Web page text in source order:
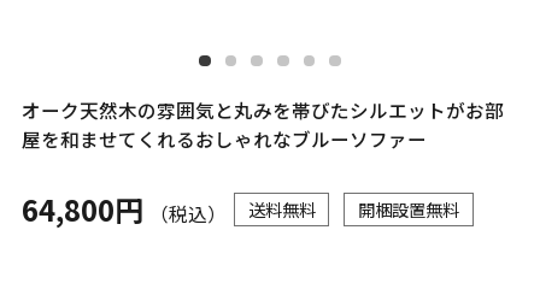
オーク天然木の雰囲気と丸みを帯びたシルエットがお部
屋を和ませてくれるおしゃれなブルーソファー
64,800円 （税込） 送料無料 開梱設置無料